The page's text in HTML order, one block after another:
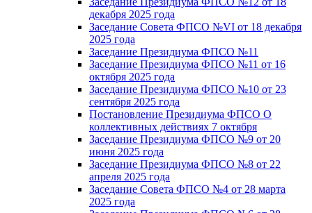
декабря 2025 года
Заседание Совета ФПСО №VI от 18 декабря
2025 года
Заседание Президиума ФПСО №11
Заседание Президиума ФПСО №11 от 16
октября 2025 года
Заседание Президиума ФПСО №10 от 23
сентября 2025 года
Постановление Президиума ФПСО О
коллективных действиях 7 октября
Заседание Президиума ФПСО №9 от 20
июня 2025 года
Заседание Президиума ФПСО №8 от 22
апреля 2025 года
Заседание Совета ФПСО №4 от 28 марта
2025 года